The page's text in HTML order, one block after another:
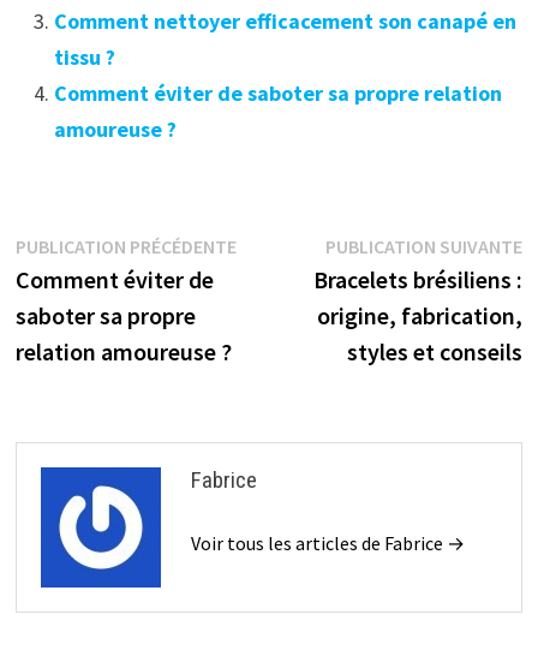
Comment nettoyer efficacement son canapé en
tissu ?
Comment éviter de saboter sa propre relation
amoureuse ?
Navigation
de
l’article
PUBLICATION PRÉCÉDENTEPublication
précédente :
Comment éviter de
saboter sa propre
relation amoureuse ?
PUBLICATION SUIVANTE
Bracelets brésiliens :
origine, fabrication,
styles et conseils
Fabrice
Voir tous les articles de Fabrice →